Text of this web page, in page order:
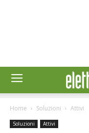
Home Soluzioni Attivi
Soluzioni Attivi